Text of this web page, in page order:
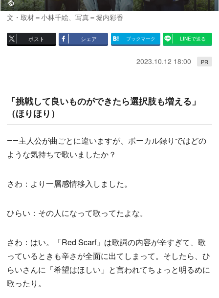
文・取材＝小林千絵、 写真＝堀内彩香
ポスト シェア ブックマーク LINEで送る
2023.10.12 18:00 PR
「挑戦して良いものができたら選択肢も増える」
（ほりほり）
――主人公が曲ごとに違いますが、ボーカル録りではどの
ような気持ちで歌いましたか？
さわ：より一層感情移入しました。
ひらい：その人になって歌ってたよな。
さわ：はい。「Red Scarf」は歌詞の内容が辛すぎて、歌
っているときも辛さが全面に出てしまって。そしたら、ひ
らいさんに「希望はほしい」と言われてちょっと明るめに
歌ったり。